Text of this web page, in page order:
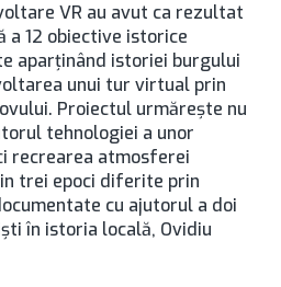
VR au avut ca rezultat
12 obiective istorice
aparținând istoriei burgului
unui tur virtual prin
Proiectul urmărește nu
tehnologiei a unor
recrearea atmosferei
trei epoci diferite prin
cu ajutorul a doi
în istoria locală, Ovidiu